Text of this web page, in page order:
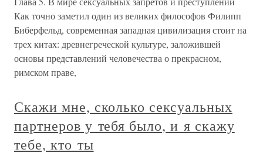
Как точно заметил один из великих философов Филипп
Биберфельд, современная западная цивилизация стоит на
трех китах: древнегреческой культуре, заложившей
основы представлений человечества о прекрасном,
римском праве,
Скажи мне, сколько сексуальных
партнеров у тебя было, и я скажу
тебе, кто ты